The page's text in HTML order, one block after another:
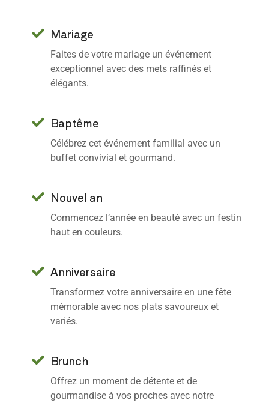
Mariage
Faites de votre mariage un événement
exceptionnel avec des mets raffinés et
élégants.
Baptême
Célébrez cet événement familial avec un
buffet convivial et gourmand.
Nouvel an
Commencez l’année en beauté avec un festin
haut en couleurs.
Anniversaire
Transformez votre anniversaire en une fête
mémorable avec nos plats savoureux et
variés.
Brunch
Offrez un moment de détente et de
gourmandise à vos proches avec notre